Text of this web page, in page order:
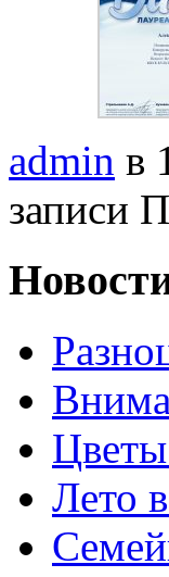
admin в
записи
Лето